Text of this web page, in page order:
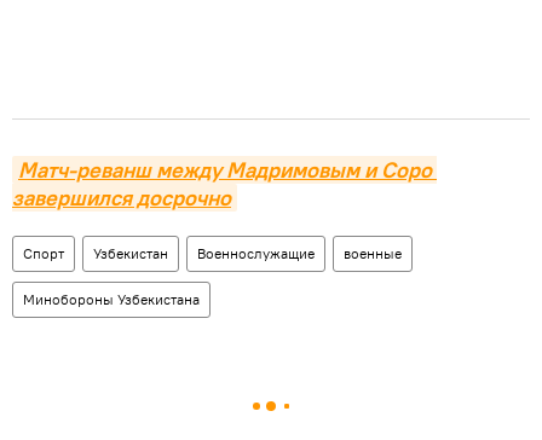
Матч-реванш между Мадримовым и Соро
завершился досрочно
Спорт Узбекистан Военнослужащие военные
Минобороны Узбекистана